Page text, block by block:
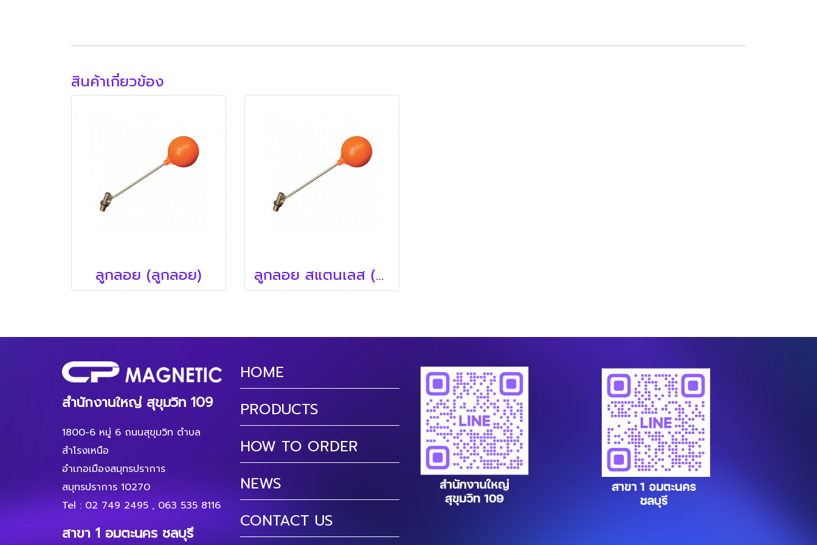
สินค้าเกี่ยวข้อง
ลูกลอย (ลูกลอย) ลูกลอย สแตนเลส (ลูกลอย)
สำนักงานใหญ่ สุขุมวิท 109
1800-6 หมู่ 6 ถนนสุขุมวิท ตำบล
สำโรงเหนือ
อำเภอเมืองสมุทรปราการ
สมุทรปราการ 10270
Tel : 02 749 2495 , 063 535 8116
สาขา 1 อมตะนคร ชลบุรี
HOME
PRODUCTS
HOW TO ORDER
NEWS
CONTACT US